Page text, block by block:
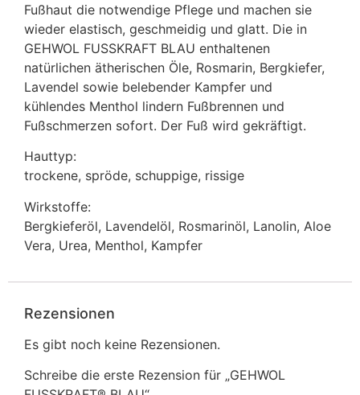
Fußhaut die notwendige Pflege und machen sie
wieder elastisch, geschmeidig und glatt. Die in
GEHWOL FUSSKRAFT BLAU enthaltenen
natürlichen ätherischen Öle, Rosmarin, Bergkiefer,
Lavendel sowie belebender Kampfer und
kühlendes Menthol lindern Fußbrennen und
Fußschmerzen sofort. Der Fuß wird gekräftigt.
Hauttyp:
trockene, spröde, schuppige, rissige
Wirkstoffe:
Bergkieferöl, Lavendelöl, Rosmarinöl, Lanolin, Aloe
Vera, Urea, Menthol, Kampfer
Rezensionen
Es gibt noch keine Rezensionen.
Schreibe die erste Rezension für „GEHWOL